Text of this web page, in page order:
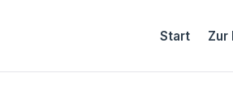
Start Zur